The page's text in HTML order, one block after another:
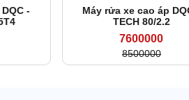
-
Máy rửa xe cao áp
TECH 80/2.2
7600000
8500000